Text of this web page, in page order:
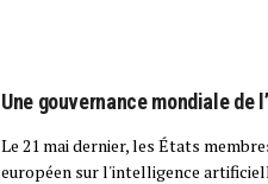
Une gouvernance mondiale de
Le 21 mai dernier, les États
européen sur l'intelligence